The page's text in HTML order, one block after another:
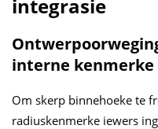
integrasie
interne kenmerke
Om skerp binnehoeke te
radiuskenmerke iewers